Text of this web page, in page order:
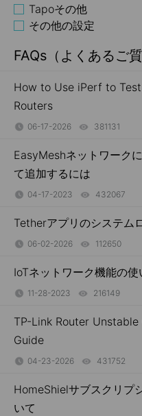
Tapoその他
その他の設定
FAQs（よくあるご質
How to Use iPerf to
Routers
06-17-2026 381131
EasyMeshネットワーク
て追加するには
04-17-2023 432067
Tetherアプリのシステム
06-02-2026 112650
IoTネットワーク機能の
11-28-2023 216149
TP-Link Router
Guide
04-23-2026 431752
HomeShielサブスクリプ
いて